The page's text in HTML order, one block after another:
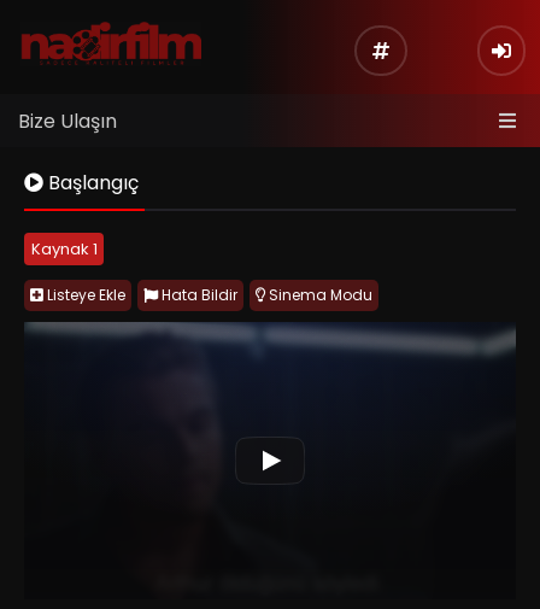
Bize Ulaşın
Başlangıç
Kaynak 1
Listeye Ekle Hata Bildir Sinema Modu
Inception (2010), Christopher Nolan yönetmenliğinde çekilmiş,
Başrolde Leonardo DiCaprio yer alırken,
ekip derin psikolojik katmanlar ve yüksek tempolu aksiyon